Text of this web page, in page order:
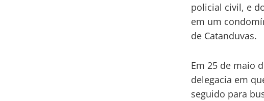
policial civil, e
em um
de Catanduvas.
Em 25 de maio
delegacia em
seguido para